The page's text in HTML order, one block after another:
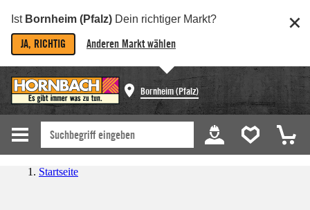
Ist Bornheim (Pfalz) Dein richtiger Markt?
JA, RICHTIG Anderen Markt wählen
Bornheim (Pfalz)
Startseite